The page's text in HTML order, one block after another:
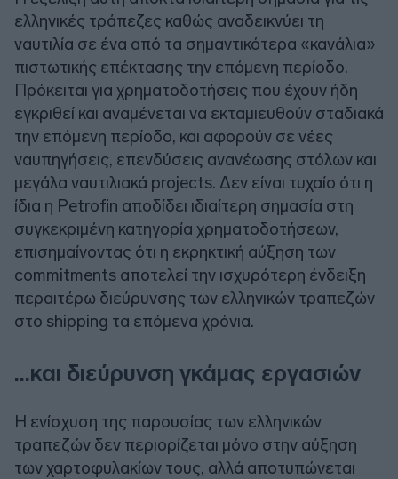
ελληνικές τράπεζες καθώς αναδεικνύει τη
ναυτιλία σε ένα από τα σημαντικότερα «κανάλια»
πιστωτικής επέκτασης την επόμενη περίοδο.
Πρόκειται για χρηματοδοτήσεις που έχουν ήδη
εγκριθεί και αναμένεται να εκταμιευθούν σταδιακά
την επόμενη περίοδο, και αφορούν σε νέες
ναυπηγήσεις, επενδύσεις ανανέωσης στόλων και
μεγάλα ναυτιλιακά projects. Δεν είναι τυχαίο ότι η
ίδια η Petrofin αποδίδει ιδιαίτερη σημασία στη
συγκεκριμένη κατηγορία χρηματοδοτήσεων,
επισημαίνοντας ότι η εκρηκτική αύξηση των
commitments αποτελεί την ισχυρότερη ένδειξη
περαιτέρω διεύρυνσης των ελληνικών τραπεζών
στο shipping τα επόμενα χρόνια.
...και διεύρυνση γκάμας εργασιών
Η ενίσχυση της παρουσίας των ελληνικών
τραπεζών δεν περιορίζεται μόνο στην αύξηση
των χαρτοφυλακίων τους, αλλά αποτυπώνεται